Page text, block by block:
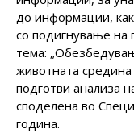
до информации,
со подигнување на
тема:
животната средина
подготви анализа
споделена во
година.